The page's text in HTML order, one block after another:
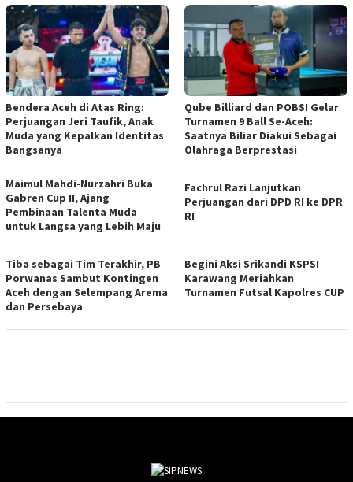
Bendera Aceh di Atas Ring:
Perjuangan Jeri Taufik, Anak
Muda yang Kepalkan Identitas
Bangsanya
Qube Billiard dan POBSI Gelar
Turnamen 9 Ball Se-Aceh:
Saatnya Biliar Diakui Sebagai
Olahraga Berprestasi
Maimul Mahdi-Nurzahri Buka
Gabren Cup II, Ajang
Pembinaan Talenta Muda
untuk Langsa yang Lebih Maju
Fachrul Razi Lanjutkan
Perjuangan dari DPD RI ke DPR
RI
Tiba sebagai Tim Terakhir, PB
Porwanas Sambut Kontingen
Aceh dengan Selempang Arema
dan Persebaya
Begini Aksi Srikandi KSPSI
Karawang Meriahkan
Turnamen Futsal Kapolres CUP